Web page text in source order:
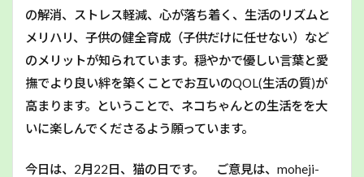
の解消、ストレス軽減、心が落ち着く、生活のリズムと
メリハリ、子供の健全育成（子供だけに任せない）など
のメリットが知られています。穏やかで優しい言葉と愛
撫でより良い絆を築くことでお互いのQOL(生活の質)が
高まります。ということで、ネコちゃんとの生活をを大
いに楽しんでくださるよう願っています。
今日は、2月22日、猫の日です。 ご意見は、moheji-